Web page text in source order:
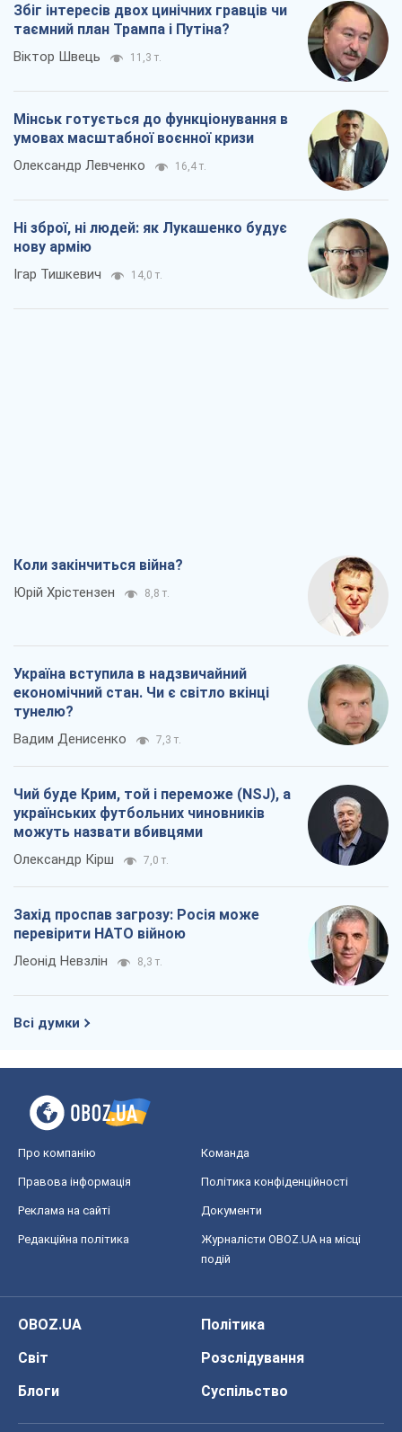
Збіг інтересів двох цинічних гравців чи
таємний план Трампа і Путіна?
Віктор Швець 11,3 т.
Мінськ готується до функціонування в
умовах масштабної воєнної кризи
Олександр Левченко 16,4 т.
Ні зброї, ні людей: як Лукашенко будує
нову армію
Ігар Тишкевич 14,0 т.
Коли закінчиться війна?
Юрій Хрістензен 8,8 т.
Україна вступила в надзвичайний
економічний стан. Чи є світло вкінці
тунелю?
Вадим Денисенко 7,3 т.
Чий буде Крим, той і переможе (NSJ), а
українських футбольних чиновників
можуть назвати вбивцями
Олександр Кірш 7,0 т.
Захід проспав загрозу: Росія може
перевірити НАТО війною
Леонід Невзлін 8,3 т.
Всі думки
Про компанію Команда
Правова інформація Політика конфіденційності
Реклама на сайті Документи
Редакційна політика
Журналісти OBOZ.UA на місці
подій
OBOZ.UA
Політика
Світ
Розслідування
Блоги
Суспільство